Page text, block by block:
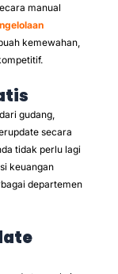
manual
kemewahan,
gudang,
secara
tidak perlu lagi
keuangan
departemen